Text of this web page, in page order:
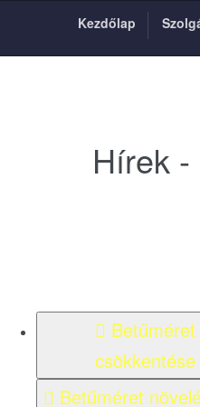
Kezdőlap
Hírek
Betűméret
csökkentése
Betűméret